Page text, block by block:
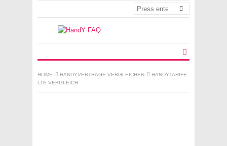
HOME HANDYVERTRÄGE VERGLEICHEN
HANDYTARIFE
LTE VERGLEICH